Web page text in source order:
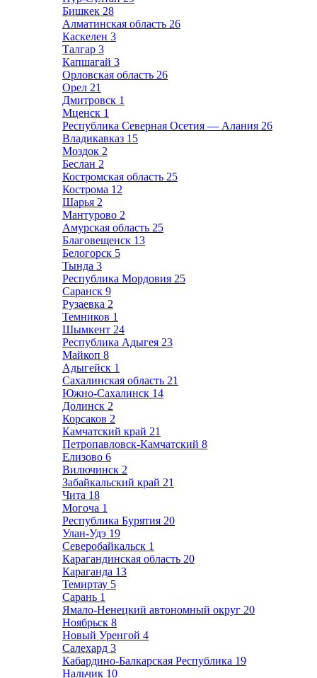
Бишкек 28
Алматинская область 26
Каскелен 3
Талгар 3
Капшагай 3
Орловская область 26
Орел 21
Дмитровск 1
Мценск 1
Республика Северная Осетия — Алания 26
Владикавказ 15
Моздок 2
Беслан 2
Костромская область 25
Кострома 12
Шарья 2
Мантурово 2
Амурская область 25
Благовещенск 13
Белогорск 5
Тында 3
Республика Мордовия 25
Саранск 9
Рузаевка 2
Темников 1
Шымкент 24
Республика Адыгея 23
Майкоп 8
Адыгейск 1
Сахалинская область 21
Южно-Сахалинск 14
Долинск 2
Корсаков 2
Камчатский край 21
Петропавловск-Камчатский 8
Елизово 6
Вилючинск 2
Забайкальский край 21
Чита 18
Могоча 1
Республика Бурятия 20
Улан-Удэ 19
Северобайкальск 1
Карагандинская область 20
Караганда 13
Темиртау 5
Сарань 1
Ямало-Ненецкий автономный округ 20
Ноябрьск 8
Новый Уренгой 4
Салехард 3
Кабардино-Балкарская Республика 19
Нальчик 10